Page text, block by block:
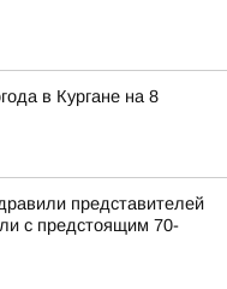
в Кургане на 8
представителей
с предстоящим 70-